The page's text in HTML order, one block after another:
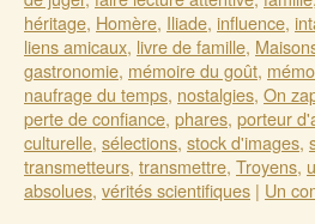
héritage, Homère, Iliade, influence,
liens amicaux, livre de famille,
gastronomie, mémoire du goût,
naufrage du temps, nostalgies, On
perte de confiance, phares, porteur
culturelle, sélections, stock d'images,
transmetteurs, transmettre, Troyens,
absolues, vérités scientifiques | Un